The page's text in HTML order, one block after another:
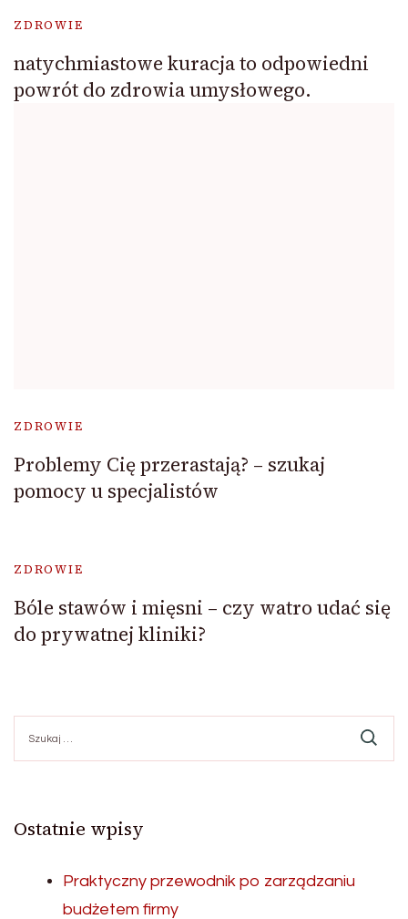
ZDROWIE
natychmiastowe kuracja to odpowiedni
powrót do zdrowia umysłowego.
ZDROWIE
Problemy Cię przerastają? – szukaj
pomocy u specjalistów
ZDROWIE
Bóle stawów i mięsni – czy watro udać się
do prywatnej kliniki?
Ostatnie wpisy
Praktyczny przewodnik po zarządzaniu
budżetem firmy